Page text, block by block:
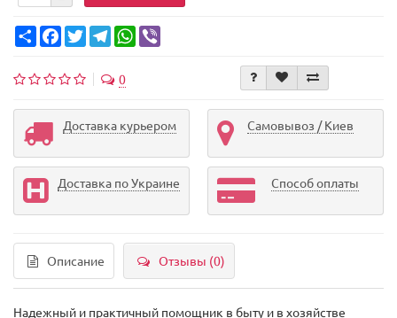
Share FacebookTwitterTelegramWhatsApp
0
Доставка курьером Самовывоз / Киев
Доставка по Украине Способ оплаты
Описание Отзывы (0)
Надежный и практичный помощник в быту и в хозяйстве